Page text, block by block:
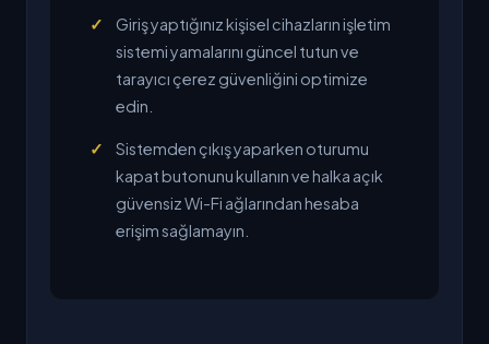
Giriş yaptığınız kişisel cihazların işletim
sistemi yamalarını güncel tutun ve
tarayıcı çerez güvenliğini optimize
edin.
Sistemden çıkış yaparken oturumu
kapat butonunu kullanın ve halka açık
güvensiz Wi-Fi ağlarından hesaba
erişim sağlamayın.